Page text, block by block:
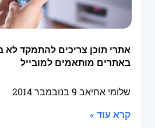
אתרי תוכן צריכים להתמקד לא
באתרים מותאמים למובייל
שלומי אחיאב 9 בנובמבר 2014
קרא עוד »